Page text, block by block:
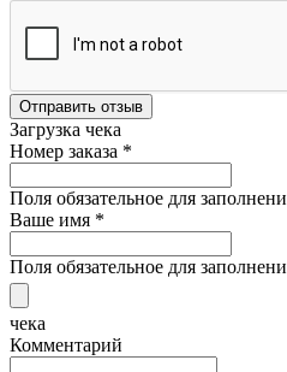
Отправить отзыв
Загрузка чека
Номер заказа *
Поля обязательное для
Ваше имя *
Поля обязательное для
чека
Комментарий